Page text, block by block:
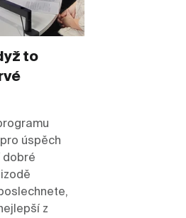
to
úspěch
dobré
z